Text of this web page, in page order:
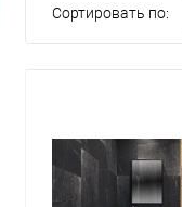
Сортировать по: